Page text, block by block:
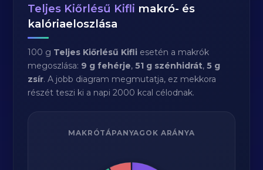
Teljes Kiőrlésű Kifli makró- és
kalóriaeloszlása
100 g Teljes Kiőrlésű Kifli esetén a makrók
megoszlása: 9 g fehérje,51 g szénhidrát,5 g
zsír. A jobb diagram megmutatja, ez mekkora
részét teszi ki a napi 2000 kcal célodnak.
MAKRÓTÁPANYAGOK ARÁNYA